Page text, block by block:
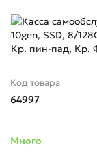
Код товара
64997
Много